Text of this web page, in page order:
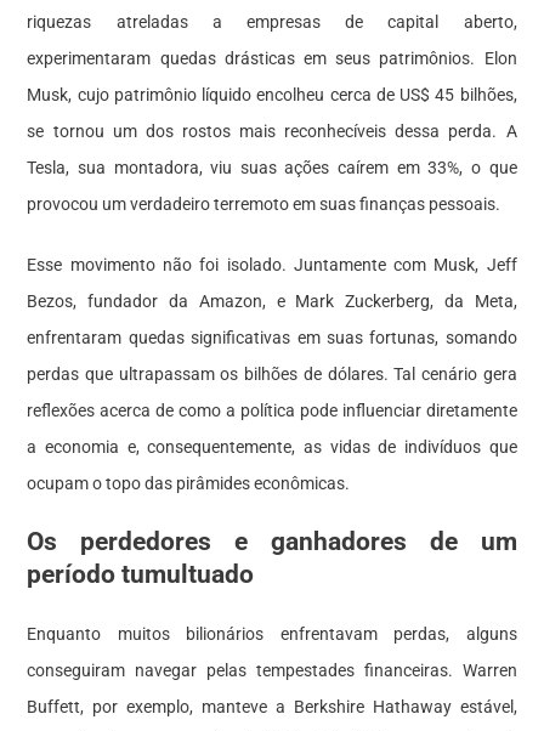
riquezas atreladas a empresas de capital aberto,
experimentaram quedas drásticas em seus patrimônios. Elon
Musk, cujo patrimônio líquido encolheu cerca de US$ 45 bilhões,
se tornou um dos rostos mais reconhecíveis dessa perda. A
Tesla, sua montadora, viu suas ações caírem em 33%, o que
provocou um verdadeiro terremoto em suas finanças pessoais.
Esse movimento não foi isolado. Juntamente com Musk, Jeff
Bezos, fundador da Amazon, e Mark Zuckerberg, da Meta,
enfrentaram quedas significativas em suas fortunas, somando
perdas que ultrapassam os bilhões de dólares. Tal cenário gera
reflexões acerca de como a política pode influenciar diretamente
a economia e, consequentemente, as vidas de indivíduos que
ocupam o topo das pirâmides econômicas.
Os perdedores e ganhadores de um
período tumultuado
Enquanto muitos bilionários enfrentavam perdas, alguns
conseguiram navegar pelas tempestades financeiras. Warren
Buffett, por exemplo, manteve a Berkshire Hathaway estável,